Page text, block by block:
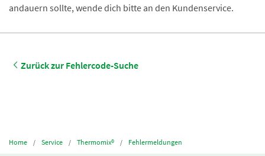
andauern sollte, wende dich bitte an den Kundenservice.
Zurück zur Fehlercode-Suche
Home Service Thermomix® Fehlermeldungen